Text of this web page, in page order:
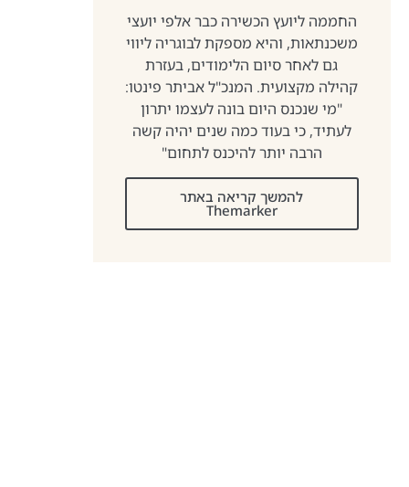
החממה ליועץ הכשירה כבר אלפי יועצי
משכנתאות, והיא מספקת לבוגריה ליווי
גם לאחר סיום הלימודים, בעזרת
קהילה מקצועית. המנכ"ל אביתר פינטו:
"מי שנכנס היום בונה לעצמו יתרון
לעתיד, כי בעוד כמה שנים יהיה קשה
הרבה יותר להיכנס לתחום"
להמשך קריאה באתר
Themarker